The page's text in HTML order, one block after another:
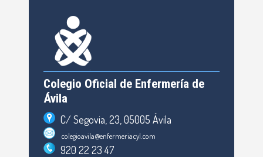
Colegio Oficial de Enfermería de
Ávila
C/ Segovia, 23, 05005 Ávila
colegioavila@enfermeriacyl.com
920 22 23 47